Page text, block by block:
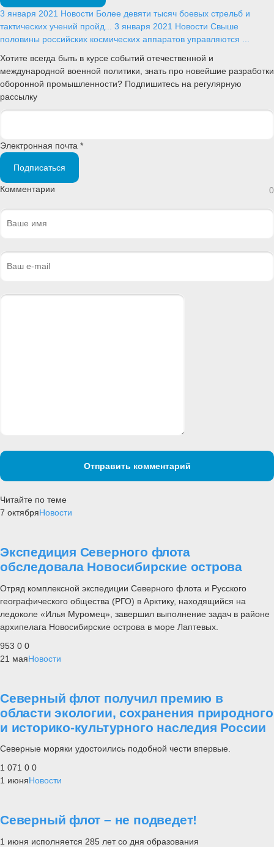
3 января 2021 Новости Более девяти тысяч боевых стрельб и
тактических учений пройд... 3 января 2021 Новости Свыше
половины российских космических аппаратов управляются ...
Хотите всегда быть в курсе событий отечественной и
международной военной политики, знать про новейшие разработки
оборонной промышленности? Подпишитесь на регулярную
рассылку
Электронная почта *
Подписаться
Комментарии 0
Отправить комментарий
Читайте по теме
7 октябряНовости
Экспедиция Северного флота
обследовала Новосибирские острова
Отряд комплексной экспедиции Северного флота и Русского
географического общества (РГО) в Арктику, находящийся на
ледоколе «Илья Муромец», завершил выполнение задач в районе
архипелага Новосибирские острова в море Лаптевых.
953 0 0
21 маяНовости
Северный флот получил премию в
области экологии, сохранения природного
и историко-культурного наследия России
Северные моряки удостоились подобной чести впервые.
1 071 0 0
1 июняНовости
Северный флот – не подведет!
1 июня исполняется 285 лет со дня образования